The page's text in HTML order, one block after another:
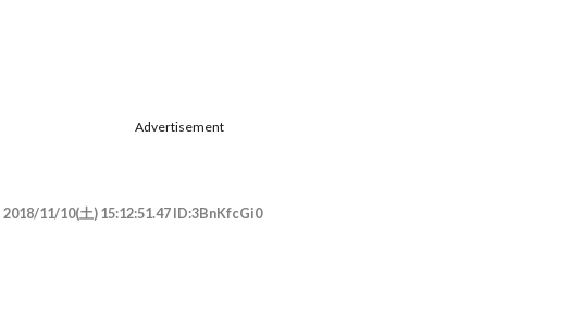
Advertisement
2018/11/10(土) 15:12:51.47 ID:3BnKfcGi0